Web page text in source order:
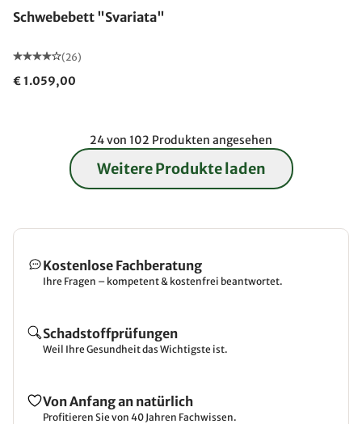
Schwebebett "Svariata"
(26)
€ 1.059,00
24 von 102 Produkten angesehen
Weitere Produkte laden
Kostenlose Fachberatung
Ihre Fragen – kompetent & kostenfrei beantwortet.
Schadstoffprüfungen
Weil Ihre Gesundheit das Wichtigste ist.
Von Anfang an natürlich
Profitieren Sie von 40 Jahren Fachwissen.